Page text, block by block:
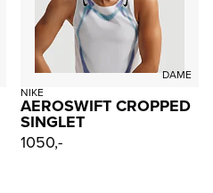
DAME
NIKE
AEROSWIFT CROPPED
SINGLET
1050,-